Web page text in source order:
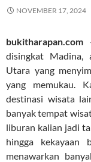
NOVEMBER 17, 2024
bukitharapan.com
disingkat Madina,
Utara yang
yang memukau.
destinasi wisata
banyak tempat
liburan kalian jadi
hingga kekayaan
menawarkan